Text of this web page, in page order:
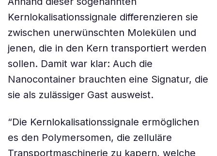
Kernlokalisationssignale differenzieren sie
zwischen unerwünschten Molekülen und
jenen, die in den Kern transportiert werden
sollen. Damit war klar: Auch die
Nanocontainer brauchten eine Signatur, die
sie als zulässiger Gast ausweist.
“Die Kernlokalisationssignale ermöglichen
es den Polymersomen, die zelluläre
Transportmaschinerie zu kapern, welche